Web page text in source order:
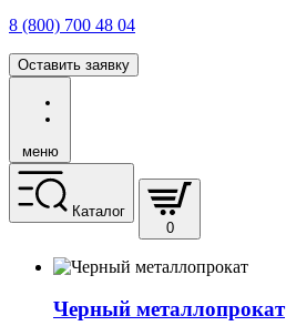
8 (800) 700 48 04
Оставить заявку
меню
Каталог
0
Черный металлопрокат